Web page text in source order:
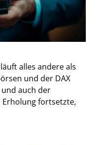
alles andere als
und der DAX
auch der
Erholung fortsetzte,